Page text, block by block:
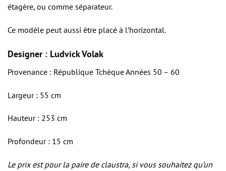
étagère, ou comme séparateur.
Ce modèle peut aussi être placé à l’horizontal.
Designer : Ludvick Volak
Provenance : République Tchèque Années 50 – 60
Largeur : 55 cm
Hauteur : 253 cm
Profondeur : 15 cm
Le prix est pour la paire de claustra, si vous souhaitez qu’un